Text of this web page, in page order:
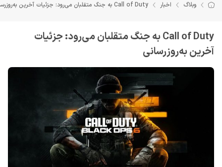
وبلاگ اخبار Call of Duty به جنگ متقلبان می‌رود: جزئیات آخرین به‌روزرسانی
Call of Duty به جنگ متقلبان می‌رود: جزئیات
آخرین به‌روزرسانی